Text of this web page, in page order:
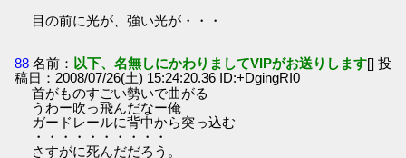
目の前に光が、強い光が・・・
88 名前： 以下、名無しにかわりましてVIPがお送りします[] 投
稿日：2008/07/26(土) 15:24:20.36 ID:+DgingRI0
首がものすごい勢いで曲がる
うわー吹っ飛んだなー俺
ガードレールに背中から突っ込む
・・・・・・・・・・
さすがに死んだだろう。